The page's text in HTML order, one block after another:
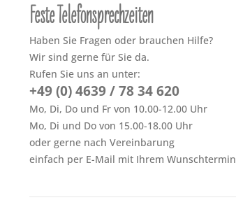
Feste Telefonsprechzeiten
Haben Sie Fragen oder brauchen Hilfe?
Wir sind gerne für Sie da.
Rufen Sie uns an unter:
+49 (0) 4639 / 78 34 620
Mo, Di, Do und Fr von 10.00-12.00 Uhr
Mo, Di und Do von 15.00-18.00 Uhr
oder gerne nach Vereinbarung
einfach per E-Mail mit Ihrem Wunschtermin